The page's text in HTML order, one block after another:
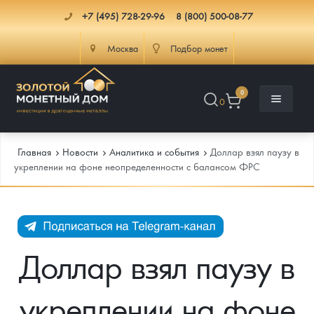
+7 (495) 728-29-96 8 (800) 500-08-77
Москва Подбор монет
0
0
Каталог Монет
Инвестиционные монеты
Инфо
Как сделать заказ
Доставка
Главная Новости Аналитика и события
Доллар взял паузу в
укреплении на фоне неопределенности с балансом ФРС
Доллар взял паузу в